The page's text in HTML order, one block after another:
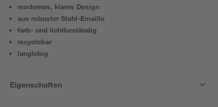
modernes, klares Design
aus robuster Stahl-Emaille
farb- und lichtbeständig
recyclebar
langlebig
Eigenschaften